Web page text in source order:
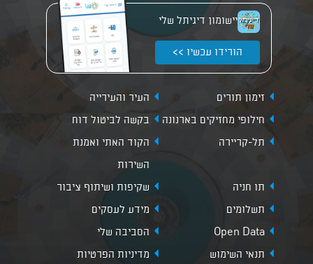
יישומון דיגיתל שלי
הורידו עכשיו >>
זימון תורים
העיר והעירייה
חילופי מחזיקים בארנונה
בקשה לביטול דוח
תל-קריירה
הקוד האתי ואמנת
השירות
תו חניה
שקיפות ושיתוף ציבור
תשלומים
מידע לעסקים
Open Data
הסביבה שלי
תנאי השימוש
מדיניות הפרטיות